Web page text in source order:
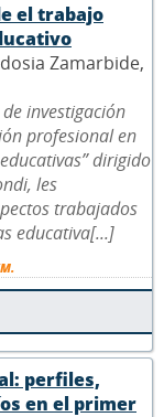
el trabajo
Zamarbide,
investigación
profesional en
dirigido
les
trabajados
educativa[...]
perfiles,
en el primer